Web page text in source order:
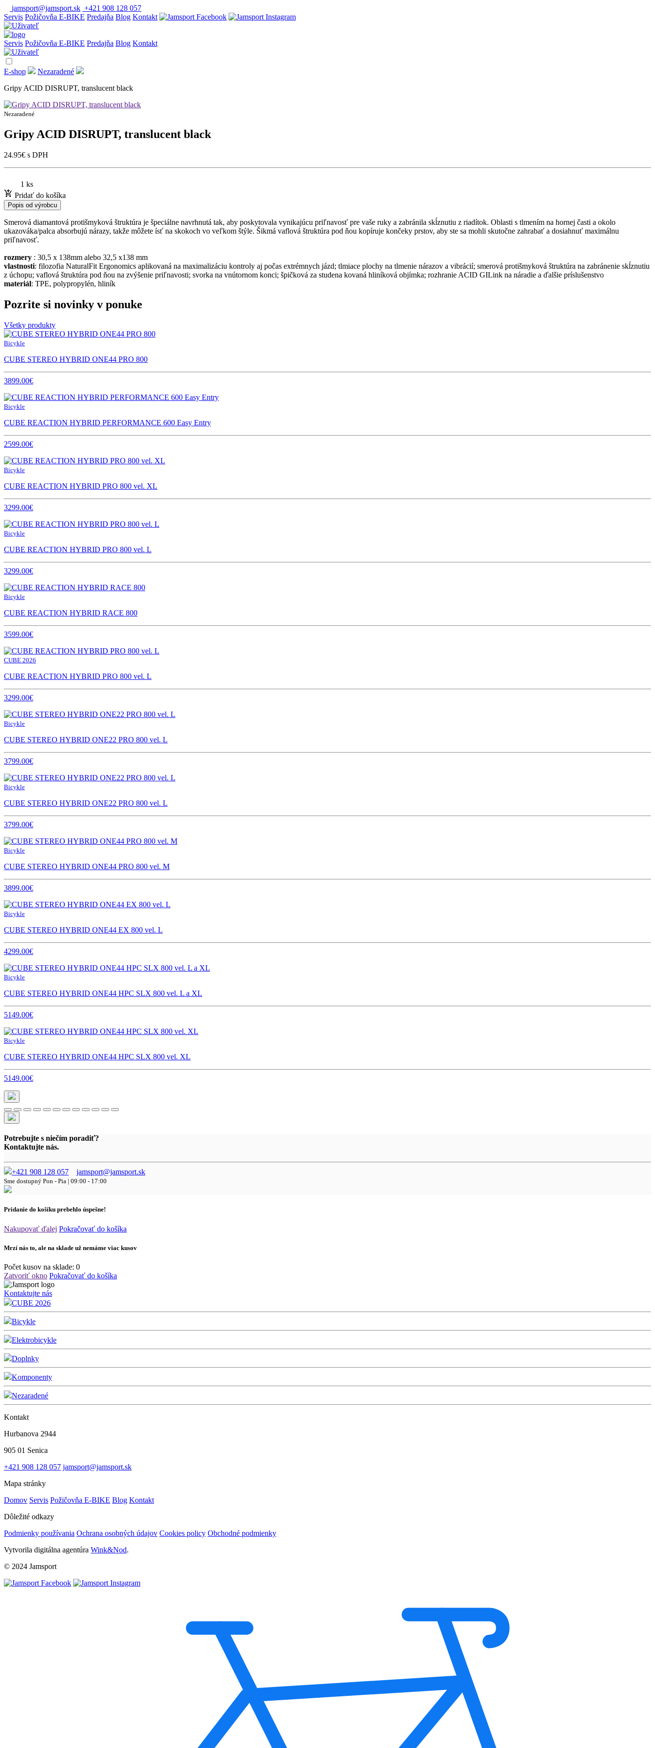
jamsport@jamsport.sk +421 908 128 057
Servis Požičovňa E-BIKE Predajňa Blog Kontakt
Servis Požičovňa E-BIKE Predajňa Blog Kontakt
E-shop
Nezaradené
Gripy ACID DISRUPT, translucent black
Nezaradené
Gripy ACID DISRUPT, translucent black
24.95€ s DPH
1 ks
Pridať do košíka
Popis od výrobcu
Smerová diamantová protišmyková štruktúra je špeciálne navrhnutá tak, aby poskytovala vynikajúcu priľnavosť pre vaše ruky a zabránila skĺznutiu z riadítok. Oblasti s tlmením na hornej časti a okolo
ukazováka/palca absorbujú nárazy, takže môžete ísť na skokoch vo veľkom štýle. Šikmá vaflová štruktúra pod ňou kopíruje končeky prstov, aby ste sa mohli skutočne zahrabať a dosiahnuť maximálnu
priľnavosť.
rozmery : 30,5 x 138mm alebo 32,5 x138 mm
vlastnosti: filozofia NaturalFit Ergonomics aplikovaná na maximalizáciu kontroly aj počas extrémnych jázd; tlmiace plochy na tlmenie nárazov a vibrácií; smerová protišmyková štruktúra na zabránenie skĺznutiu
z úchopu; vaflová štruktúra pod ňou na zvýšenie priľnavosti; svorka na vnútornom konci; špičková za studena kovaná hliníková objímka; rozhranie ACID GILink na náradie a ďalšie príslušenstvo
materiál: TPE, polypropylén, hliník
Pozrite si novinky v ponuke
Všetky produkty
Bicykle
CUBE STEREO HYBRID ONE44 PRO 800
3899.00€
Bicykle
CUBE REACTION HYBRID PERFORMANCE 600 Easy Entry
2599.00€
Bicykle
CUBE REACTION HYBRID PRO 800 vel. XL
3299.00€
Bicykle
CUBE REACTION HYBRID PRO 800 vel. L
3299.00€
Bicykle
CUBE REACTION HYBRID RACE 800
3599.00€
CUBE 2026
CUBE REACTION HYBRID PRO 800 vel. L
3299.00€
Bicykle
CUBE STEREO HYBRID ONE22 PRO 800 vel. L
3799.00€
Bicykle
CUBE STEREO HYBRID ONE22 PRO 800 vel. L
3799.00€
Bicykle
CUBE STEREO HYBRID ONE44 PRO 800 vel. M
3899.00€
Bicykle
CUBE STEREO HYBRID ONE44 EX 800 vel. L
4299.00€
Bicykle
CUBE STEREO HYBRID ONE44 HPC SLX 800 vel. L a XL
5149.00€
Bicykle
CUBE STEREO HYBRID ONE44 HPC SLX 800 vel. XL
5149.00€
Potrebujte s niečím poradiť?
Kontaktujte nás.
+421 908 128 057 jamsport@jamsport.sk
Sme dostupný Pon - Pia | 09:00 - 17:00
Pridanie do košíku prebehlo úspešne!
Nakupovať ďalej Pokračovať do košíka
Mrzí nás to, ale na sklade už nemáme viac kusov
Počet kusov na sklade: 0
Zatvoriť okno Pokračovať do košíka
Kontaktujte nás
CUBE 2026
Bicykle
Elektrobicykle
Doplnky
Komponenty
Nezaradené
Kontakt
Hurbanova 2944
905 01 Senica
+421 908 128 057 jamsport@jamsport.sk
Mapa stránky
Domov Servis Požičovňa E-BIKE Blog Kontakt
Dôležité odkazy
Podmienky používania Ochrana osobných údajov Cookies policy Obchodné podmienky
Vytvorila digitálna agentúra Wink&Nod.
© 2024 Jamsport